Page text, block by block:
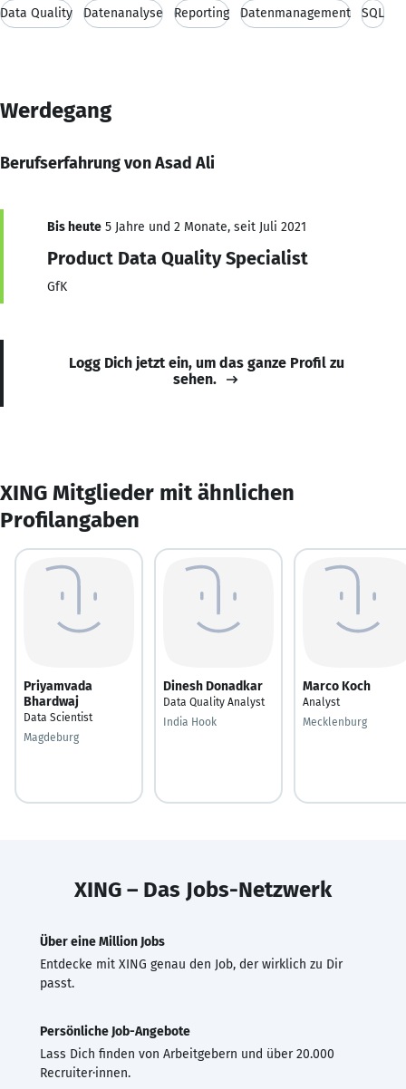
Data Quality Datenanalyse Reporting Datenmanagement SQL
Werdegang
Berufserfahrung von Asad Ali
Bis heute 5 Jahre und 2 Monate, seit Juli 2021
Product Data Quality Specialist
GfK
Logg Dich jetzt ein, um das ganze Profil zu
sehen.
XING Mitglieder mit ähnlichen
Profilangaben
Priyamvada
Bhardwaj
Data Scientist
Magdeburg
Dinesh Donadkar
Data Quality Analyst
India Hook
Marco Koch
Analyst
Mecklenburg
XING – Das Jobs-Netzwerk
Über eine Million Jobs
Entdecke mit XING genau den Job, der wirklich zu Dir
passt.
Persönliche Job-Angebote
Lass Dich finden von Arbeitgebern und über 20.000
Recruiter·innen.